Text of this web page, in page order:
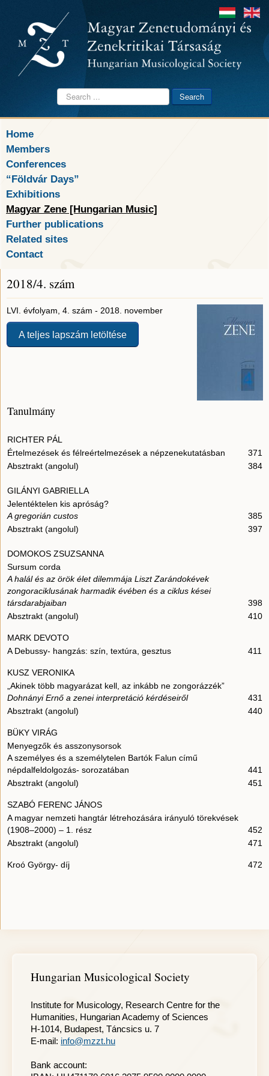
Search
...
Search
Home
Members
Conferences
“Földvár Days”
Exhibitions
Magyar Zene [Hungarian Music]
Further publications
Related sites
Contact
2018/4. szám
LVI. évfolyam, 4. szám - 2018. november
A teljes lapszám letöltése
Tanulmány
RICHTER PÁL
Értelmezések és félreértelmezések a népzenekutatásban
371
Absztrakt (angolul)
384
GILÁNYI GABRIELLA
Jelentéktelen kis apróság?
A gregorián custos
385
Absztrakt (angolul)
397
DOMOKOS ZSUZSANNA
Sursum corda
A halál és az örök élet dilemmája Liszt Zarándokévek
zongoraciklusának harmadik évében és a ciklus kései
társdarabjaiban
398
Absztrakt (angolul)
410
MARK DEVOTO
A Debussy- hangzás: szín, textúra, gesztus
411
KUSZ VERONIKA
„Akinek több magyarázat kell, az inkább ne zongorázzék”
Dohnányi Ernő a zenei interpretáció kérdéseiről
431
Absztrakt (angolul)
440
BÜKY VIRÁG
Menyegzők és asszonysorsok
A személyes és a személytelen Bartók Falun című
népdalfeldolgozás- sorozatában
441
Absztrakt (angolul)
451
SZABÓ FERENC JÁNOS
A magyar nemzeti hangtár létrehozására irányuló törekvések
(1908–2000) – 1. rész
452
Absztrakt (angolul)
471
Kroó György- díj 472
Hungarian Musicological Society
Institute for Musicology, Research Centre for the
Humanities, Hungarian Academy of Sciences
H-1014, Budapest, Táncsics u. 7
E-mail: info@mzzt.hu
Bank account: